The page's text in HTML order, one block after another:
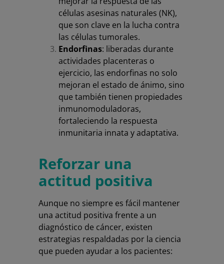
células asesinas naturales (NK),
que son clave en la lucha contra
las células tumorales.
Endorfinas: liberadas durante
actividades placenteras o
ejercicio, las endorfinas no solo
mejoran el estado de ánimo, sino
que también tienen propiedades
inmunomoduladoras,
fortaleciendo la respuesta
inmunitaria innata y adaptativa.
Reforzar una
actitud positiva
Aunque no siempre es fácil mantener
una actitud positiva frente a un
diagnóstico de cáncer, existen
estrategias respaldadas por la ciencia
que pueden ayudar a los pacientes: